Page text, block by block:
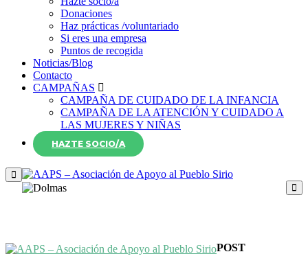
Donaciones
Haz prácticas /voluntariado
Si eres una empresa
Puntos de recogida
Noticias/Blog
Contacto
CAMPAÑAS
CAMPAÑA DE CUIDADO DE LA INFANCIA
CAMPAÑA DE LA ATENCIÓN Y CUIDADO A
LAS MUJERES Y NIÑAS
HAZTE SOCIO/A
POST